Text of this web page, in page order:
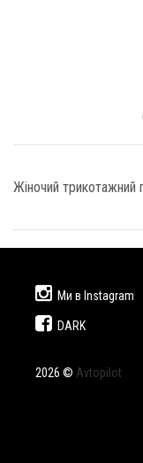
Жіночий
Ми в Instagram
DARK
2026 © Avtopilot